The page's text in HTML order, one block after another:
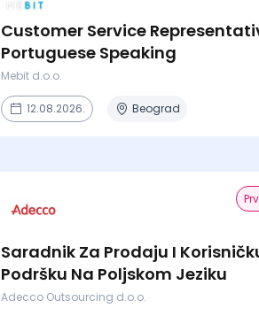
Customer Service
Portuguese Speaking
Mebit d.o.o.
12.08.2026. Beograd
Saradnik Za Prodaju I
Podršku Na Poljskom Jeziku
Adecco Outsourcing d.o.o.